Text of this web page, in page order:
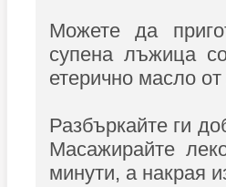
Можете да
супена лъжица
етерично масло
Разбъркайте ги
Масажирайте
минути, а накрая